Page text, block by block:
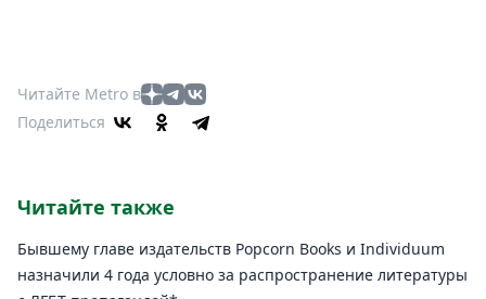
Читайте Metro в
Поделиться
Читайте также
Бывшему главе издательств Popcorn Books и Individuum
назначили 4 года условно за распространение литературы